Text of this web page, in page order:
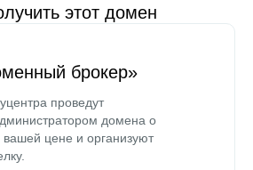
этот домен
брокер»
проведут
домена о
цене и организуют